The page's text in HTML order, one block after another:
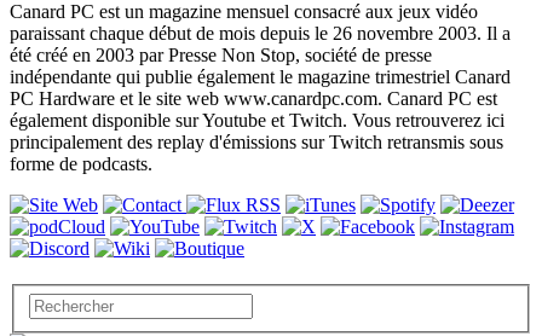
Canard PC est un magazine mensuel consacré aux jeux vidéo
paraissant chaque début de mois depuis le 26 novembre 2003. Il a
été créé en 2003 par Presse Non Stop, société de presse
indépendante qui publie également le magazine trimestriel Canard
PC Hardware et le site web www.canardpc.com. Canard PC est
également disponible sur Youtube et Twitch. Vous retrouverez ici
principalement des replay d'émissions sur Twitch retransmis sous
forme de podcasts.